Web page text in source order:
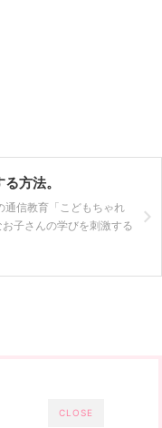
方法。
通信教育「こどもちゃれ
子さんの学びを刺激する
CLOSE